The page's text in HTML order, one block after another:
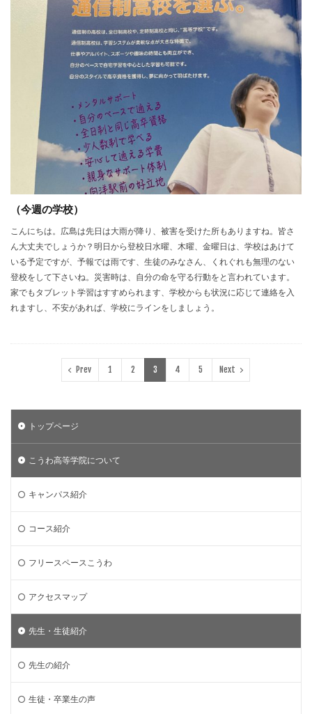
（今週の学校）
こんにちは。広島は先日は大雨が降り、被害を受けた所もありますね。皆さ
ん大丈夫でしょうか？明日から登校日水曜、木曜、金曜日は、学校はあけて
いる予定ですが、予報では雨です、生徒のみなさん、くれぐれも無理のない
登校をして下さいね。災害時は、自分の命を守る行動をと言われています。
家でもタブレット学習はすすめられます、学校からも状況に応じて連絡を入
れますし、不安があれば、学校にラインをしましょう。
Prev 1 2 3 4 5 Next
トップページ
こうわ高等学院について
キャンパス紹介
コース紹介
フリースペースこうわ
アクセスマップ
先生・生徒紹介
先生の紹介
生徒・卒業生の声